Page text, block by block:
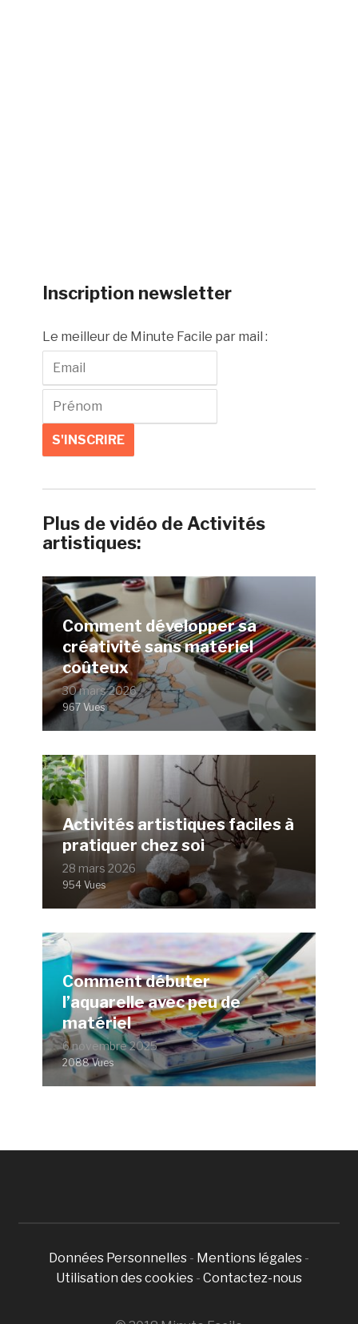
Inscription newsletter
Le meilleur de Minute Facile par mail :
Plus de vidéo de Activités
artistiques:
Comment développer sa
créativité sans matériel
coûteux
30 mars 2026
967 Vues
Activités artistiques faciles à
pratiquer chez soi
28 mars 2026
954 Vues
Comment débuter
l’aquarelle avec peu de
matériel
6 novembre 2025
2088 Vues
Données Personnelles - Mentions légales -
Utilisation des cookies - Contactez-nous